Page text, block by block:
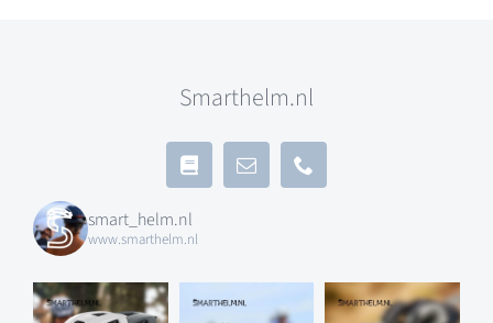
Smarthelm.nl
smart_helm.nl
www.smarthelm.nl